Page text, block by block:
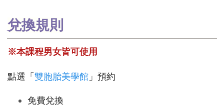
兌換規則
※本課程男女皆可使用
點選「 雙胞胎美學館 」預約
免費兌換